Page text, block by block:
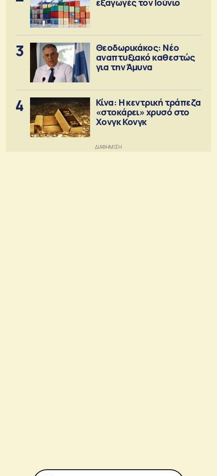
εξαγωγές τον Ιούνιο
3
Θεοδωρικάκος: Νέο
αναπτυξιακό καθεστώς
για την Άμυνα
4
Κίνα: Η κεντρική τράπεζα
«στοκάρει» χρυσό στο
Χονγκ Κονγκ